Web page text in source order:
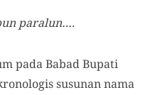
paralun….
pada Babad Bupati
susunan nama